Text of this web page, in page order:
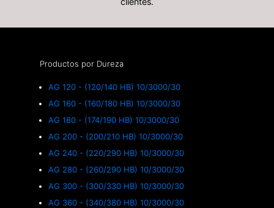
Productos por Dureza
AG 120 - (120/140 HB) 10/3000/30
AG 160 - (160/180 HB) 10/3000/30
AG 180 - (174/190 HB) 10/3000/30
AG 200 - (200/210 HB) 10/3000/30
AG 240 - (220/290 HB) 10/3000/30
AG 280 - (260/290 HB) 10/3000/30
AG 300 - (300/330 HB) 10/3000/30
AG 360 - (340/380 HB) 10/3000/30